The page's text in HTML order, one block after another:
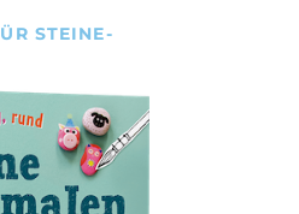
STEINE-